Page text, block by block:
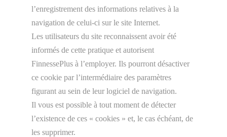
l’enregistrement des informations relatives à la
navigation de celui-ci sur le site Internet.
Les utilisateurs du site reconnaissent avoir été
informés de cette pratique et autorisent
FinnessePlus à l’employer. Ils pourront désactiver
ce cookie par l’intermédiaire des paramètres
figurant au sein de leur logiciel de navigation.
Il vous est possible à tout moment de détecter
l’existence de ces « cookies » et, le cas échéant, de
les supprimer.